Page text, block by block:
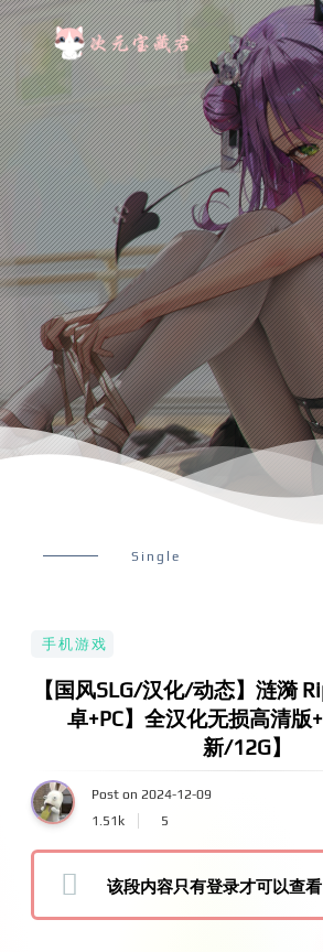
Single
手机游戏
【国风SLG/汉化/动态】涟漪
卓+PC】全汉化无损高清版
新/12G】
Post on 2024-12-09
1.51k
5
该段内容只有登录才可以查看